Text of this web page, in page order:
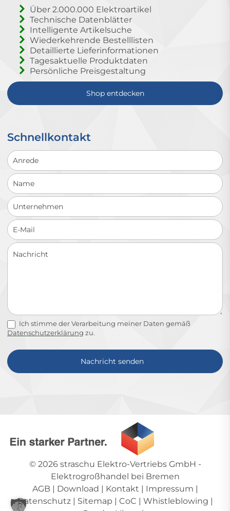
Über 2.000.000 Elektroartikel
Technische Datenblätter
Intelligente Artikelsuche
Wiederkehrende Bestelllisten
Detaillierte Lieferinformationen
Tagesaktuelle Produktdaten
Persönliche Preisgestaltung
Shop entdecken
Schnellkontakt
Schnellkontakt
Ich stimme der Verarbeitung meiner Daten gemäß
Datenschutzerklärung zu.
Nachricht senden
© 2026 straschu Elektro-Vertriebs GmbH -
Elektrogroßhandel bei Bremen
AGB | Download | Kontakt | Impressum |
Datenschutz| Sitemap | CoC | Whistleblowing |